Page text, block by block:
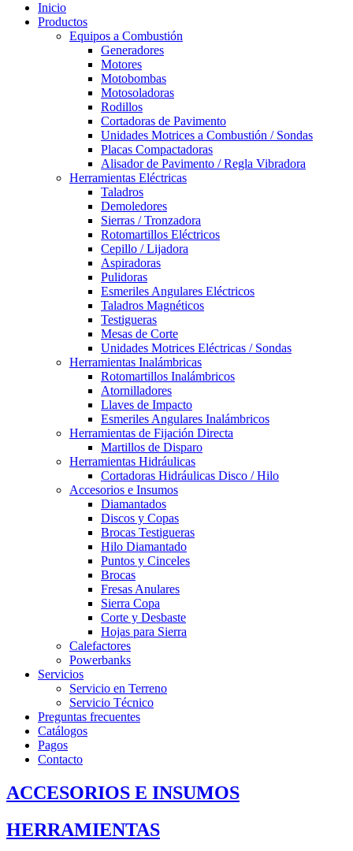
Inicio
Productos
Equipos a Combustión
Generadores
Motores
Motobombas
Motosoladoras
Rodillos
Cortadoras de Pavimento
Unidades Motrices a Combustión / Sondas
Placas Compactadoras
Alisador de Pavimento / Regla Vibradora
Herramientas Eléctricas
Taladros
Demoledores
Sierras / Tronzadora
Rotomartillos Eléctricos
Cepillo / Lijadora
Aspiradoras
Pulidoras
Esmeriles Angulares Eléctricos
Taladros Magnéticos
Testigueras
Mesas de Corte
Unidades Motrices Eléctricas / Sondas
Herramientas Inalámbricas
Rotomartillos Inalámbricos
Atornilladores
Llaves de Impacto
Esmeriles Angulares Inalámbricos
Herramientas de Fijación Directa
Martillos de Disparo
Herramientas Hidráulicas
Cortadoras Hidráulicas Disco / Hilo
Accesorios e Insumos
Diamantados
Discos y Copas
Brocas Testigueras
Hilo Diamantado
Puntos y Cinceles
Brocas
Fresas Anulares
Sierra Copa
Corte y Desbaste
Hojas para Sierra
Calefactores
Powerbanks
Servicios
Servicio en Terreno
Servicio Técnico
Preguntas frecuentes
Catálogos
Pagos
Contacto
ACCESORIOS E INSUMOS
HERRAMIENTAS